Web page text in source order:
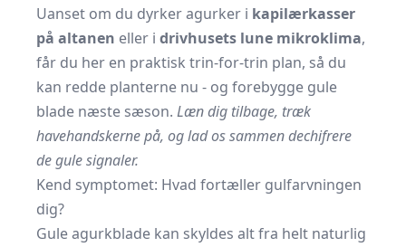
Uanset om du dyrker agurker i kapilærkasser
på altanen eller i drivhusets lune mikroklima,
får du her en praktisk trin-for-trin plan, så du
kan redde planterne nu - og forebygge gule
blade næste sæson. Læn dig tilbage, træk
havehandskerne på, og lad os sammen dechifrere
de gule signaler.
Kend symptomet: Hvad fortæller gulfarvningen
dig?
Gule agurkblade kan skyldes alt fra helt naturlig